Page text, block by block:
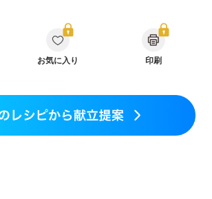
方・経過観察中の方など
食欲がない
婦健診・体重増加が気になる（初期）
になる（初期）
わせた体作り）
低栄養予防
貧血対策
お気に入り 印刷